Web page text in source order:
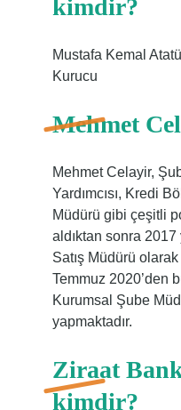
kimdir?
Mustafa Kemal
Kurucu
Mehmet
Mehmet Celayir,
Yardımcısı, Kredi
Müdürü gibi çeşitli
aldıktan sonra 2017
Satış Müdürü
Temmuz 2020’den
Kurumsal Şube
yapmaktadır.
Ziraat
kimdir?